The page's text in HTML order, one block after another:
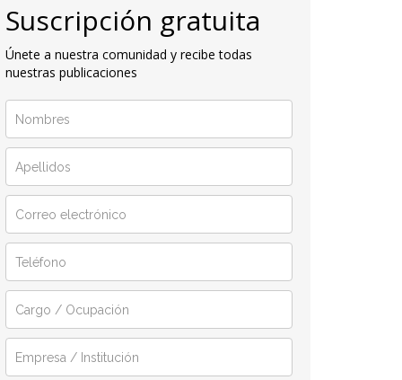
Suscripción gratuita
Únete a nuestra comunidad y recibe todas
nuestras publicaciones